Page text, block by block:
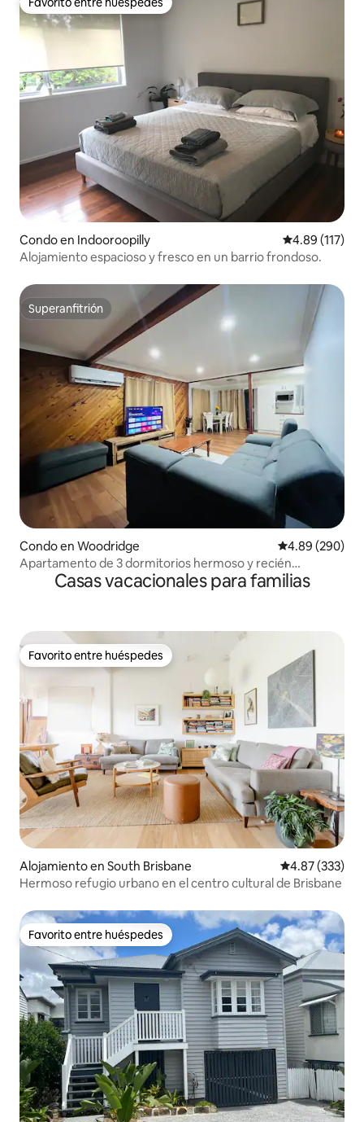
Favorito entre huéspedes
Condo en Indooroopilly Calificación
4.89 (117)
Alojamiento espacioso y fresco en un barrio frondoso.
Superanfitrión
Superanfitrión
Condo en Woodridge Calificación
4.89 (290)
Apartamento de 3 dormitorios hermoso y recién
renovadoCasas vacacionales para familias
Favorito entre huéspedes
Favorito entre huéspedes
Alojamiento en South Brisbane Calificación
4.87 (333)
Hermoso refugio urbano en el centro cultural de Brisbane
Favorito entre huéspedes
Favorito entre huéspedes